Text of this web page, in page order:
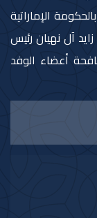
الإماراتية
آل نهيان رئيس
أعضاء الوفد